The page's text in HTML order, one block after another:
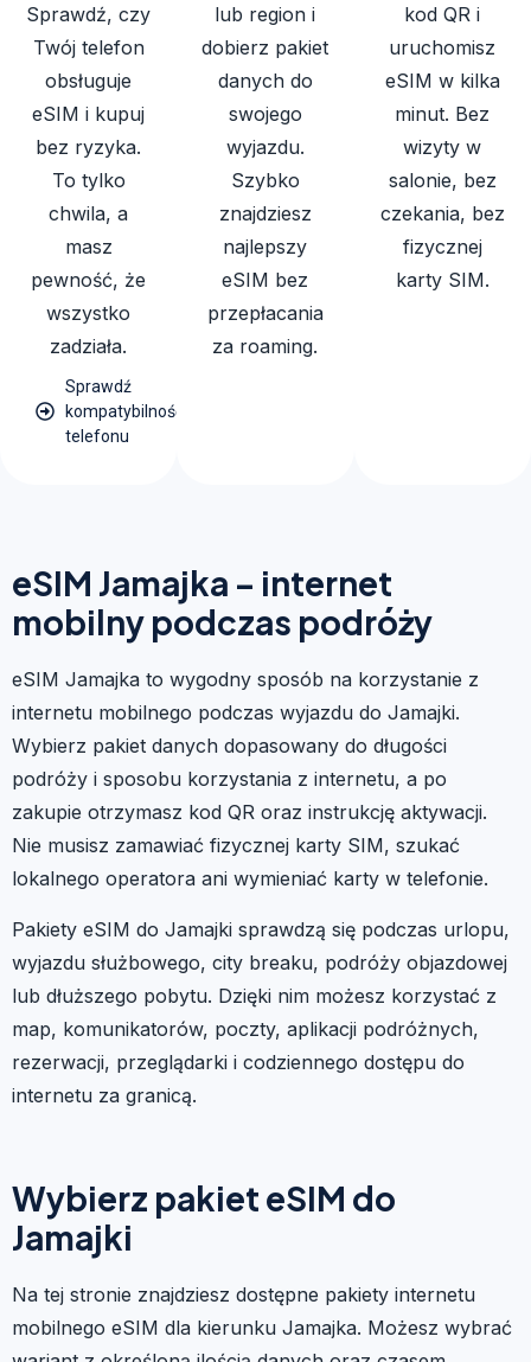
Sprawdź, czy
Twój telefon
obsługuje
eSIM i kupuj
bez ryzyka.
To tylko
chwila, a
masz
pewność, że
wszystko
zadziała.
Sprawdź
kompatybilność
telefonu
lub region i
dobierz pakiet
danych do
swojego
wyjazdu.
Szybko
znajdziesz
najlepszy
eSIM bez
przepłacania
za roaming.
kod QR i
uruchomisz
eSIM w kilka
minut. Bez
wizyty w
salonie, bez
czekania, bez
fizycznej
karty SIM.
eSIM Jamajka – internet
mobilny podczas podróży
eSIM Jamajka to wygodny sposób na korzystanie z
internetu mobilnego podczas wyjazdu do Jamajki.
Wybierz pakiet danych dopasowany do długości
podróży i sposobu korzystania z internetu, a po
zakupie otrzymasz kod QR oraz instrukcję aktywacji.
Nie musisz zamawiać fizycznej karty SIM, szukać
lokalnego operatora ani wymieniać karty w telefonie.
Pakiety eSIM do Jamajki sprawdzą się podczas urlopu,
wyjazdu służbowego, city breaku, podróży objazdowej
lub dłuższego pobytu. Dzięki nim możesz korzystać z
map, komunikatorów, poczty, aplikacji podróżnych,
rezerwacji, przeglądarki i codziennego dostępu do
internetu za granicą.
Wybierz pakiet eSIM do
Jamajki
Na tej stronie znajdziesz dostępne pakiety internetu
mobilnego eSIM dla kierunku Jamajka. Możesz wybrać